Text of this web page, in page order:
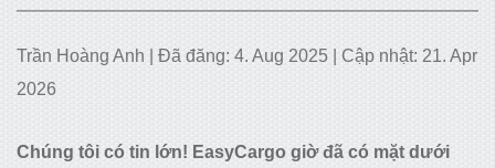
Trần Hoàng Anh | Đã đăng: 4. Aug 2025 | Cập nhật: 21. Apr
2026
Chúng tôi có tin lớn! EasyCargo giờ đã có mặt dưới